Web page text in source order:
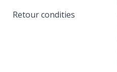
Retour condities